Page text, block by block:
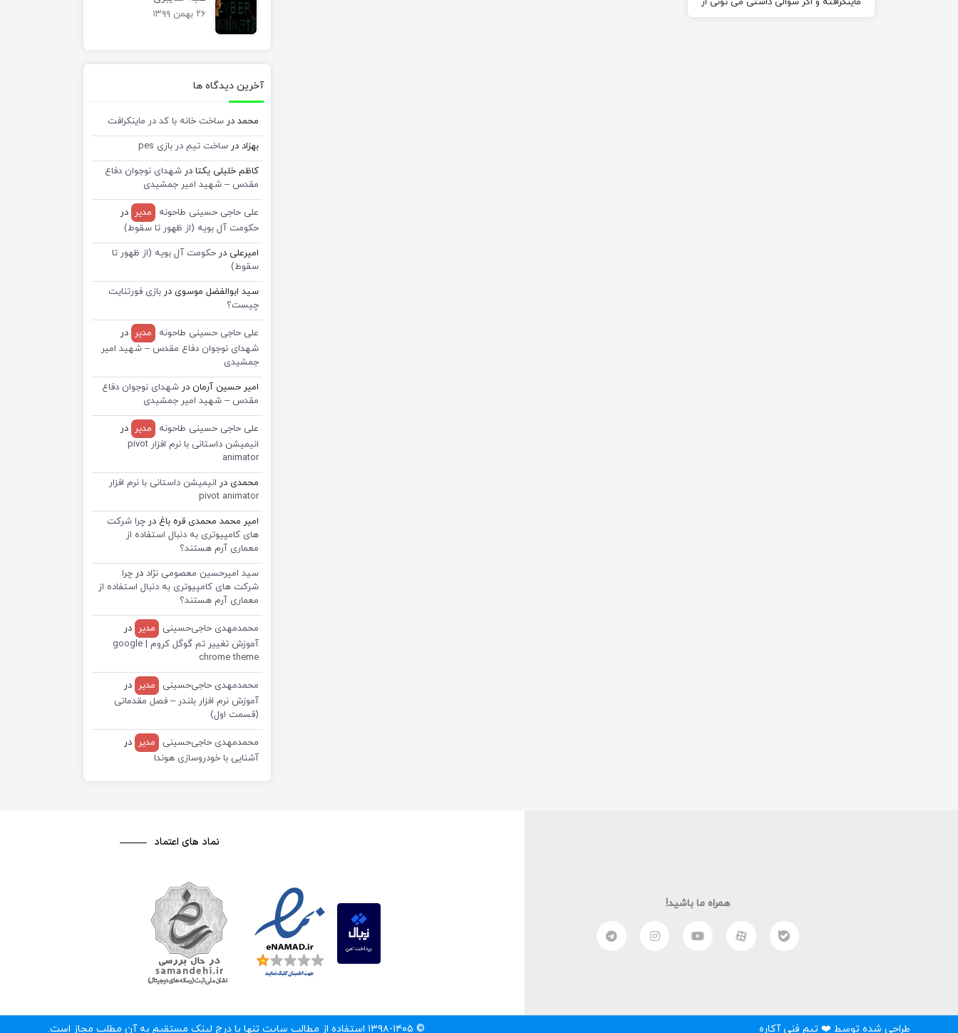
۲۶ بهمن ۱۳۹۹
آخرین دیدگاه ها
محمد درساخت خانه با کد در ماینکرافت
بهزاد درساخت تیم در بازی pes
کاظم خلیلی یکتا درشهدای نوجوان دفاع
مقدس – شهید امیر جمشیدی
علی حاجی حسینی طاحونه مدیر
در
حکومت آل بویه (از ظهور تا سقوط)
امیرعلی درحکومت آل بویه (از ظهور تا
سقوط)
سید ابوالفضل موسوی دربازی فورتنایت
چیست؟
علی حاجی حسینی طاحونه مدیر
در
شهدای نوجوان دفاع مقدس – شهید امیر
جمشیدی
امیر حسین آرمان درشهدای نوجوان دفاع
مقدس – شهید امیر جمشیدی
علی حاجی حسینی طاحونه مدیر
در
انیمیشن داستانی با نرم افزار pivot
animator
محمدی در انیمیشن داستانی با نرم افزار
pivot animator
امیر محمد محمدی قره باغ درچرا شرکت
های کامپیوتری به دنبال استفاده از
معماری آرم هستند؟
سید امیرحسین معصومی نژاد درچرا
شرکت های کامپیوتری به دنبال استفاده از
معماری آرم هستند؟
محمدمهدی حاجی‌حسینی مدیر
در
آموزش تغییر تم گوگل کروم | google
chrome theme
محمدمهدی حاجی‌حسینی مدیر
در
آموزش نرم افزار بلندر – فصل مقدماتی
(قسمت اول)
محمدمهدی حاجی‌حسینی مدیر
در
آشنایی با خودروسازی هوندا
همراه ما باشید!
نماد های اعتماد
طراحی شده توسط ❤️ تیم فنی آکاره © ۱۳۹۸-۱۴۰۵ استفاده از مطالب سایت تنها با درج لینک مستقیم به آن مطلب مجاز است.‌